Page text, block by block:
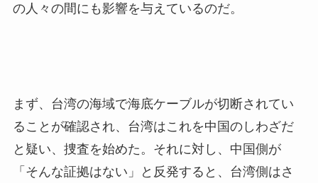
の人々の間にも影響を与えているのだ。
まず、台湾の海域で海底ケーブルが切断されてい
ることが確認され、台湾はこれを中国のしわざだ
と疑い、捜査を始めた。それに対し、中国側が
「そんな証拠はない」と反発すると、台湾側はさ